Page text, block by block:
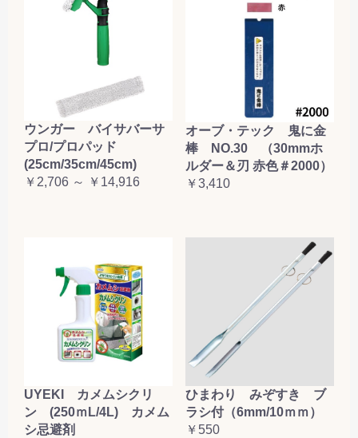
ウンガー バイサバーサ
プロ/プロパッド
(25cm/35cm/45cm)
￥2,706 ～ ￥14,916
オーブ・テック 鬼に金
棒 NO.30 （30mmホ
ルダー＆刃 赤色＃2000）
￥3,410
UYEKI カメムシクリ
ン (250ｍL/4L) カメム
シ忌避剤
ひまわり みぞすき ブ
ラシ付（6mm/10ｍｍ）
￥550